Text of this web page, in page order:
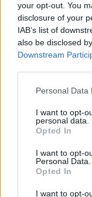
your opt-out. You
disclosure of your
IAB’s list of
also be disclosed
Downstream
Please note that
not limited to your
grant or deny
use your data for
consent section.
Personal Data
I want to opt-
personal data.
Opted In
I want to opt-
Personal Data.
Opted In
I want to opt-